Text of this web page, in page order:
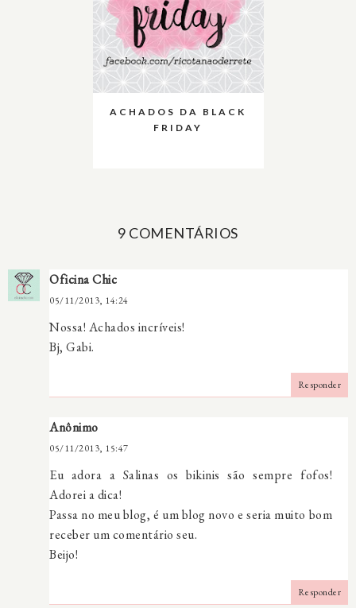
ACHADOS DA BLACK
FRIDAY
9 COMENTÁRIOS
Oficina Chic
05/11/2013, 14:24
Nossa! Achados incríveis!
Bj, Gabi.
Responder
Anônimo
05/11/2013, 15:47
Eu adora a Salinas os bikinis são sempre fofos!
Adorei a dica!
Passa no meu blog, é um blog novo e seria muito bom
receber um comentário seu.
Beijo!
Responder